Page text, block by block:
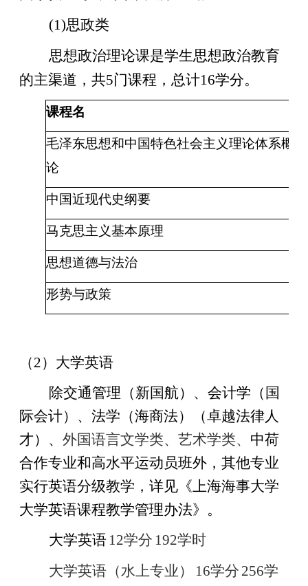
(1)思政类
思想政治理论课是学生思想政治教育
的主渠道，共5门课程，总计16学分。
课程名
毛泽东思想和中国特色社会主义理论体系概
论
中国近现代史纲要
马克思主义基本原理
思想道德与法治
形势与政策
（2）大学英语
除交通管理（新国航）、会计学（国
际会计）、法学（海商法）（卓越法律人
才）、 外国语言文学类、艺术学类、 中荷
合作专业和高水平运动员班外，其他专业
实行英语分级教学，详见《上海海事大学
大学英语课程教学管理办法》。
大学英语 12学分 192学时
大学英语（水上专业）
16学分 256学